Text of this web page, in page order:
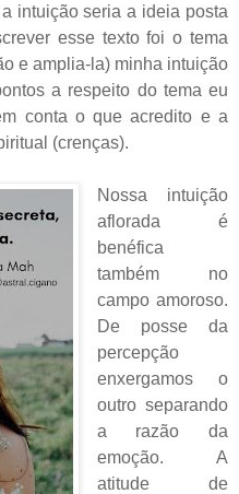
intuição seria a ideia posta
esse texto foi o tema
e amplia-la) minha intuição
a respeito do tema eu
conta o que acredito e a
(crenças).
Nossa intuição
aflorada é
benéfica
também no
campo amoroso.
De posse da
percepção
enxergamos o
outro separando
a razão da
emoção. A
atitude de